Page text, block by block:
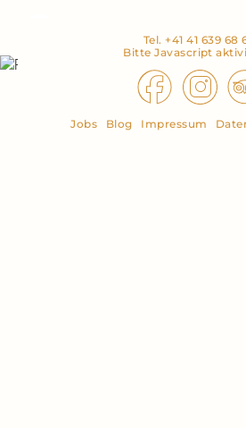
Jobs Blog Impressum
Tel.+41 41 639 68
Bitte Javascript